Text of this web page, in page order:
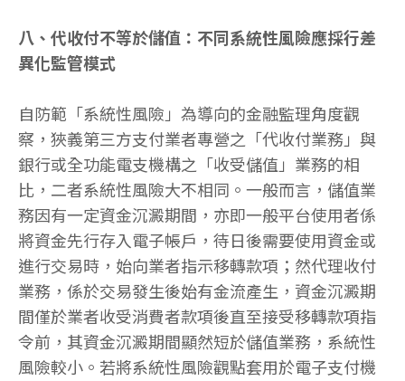
八、代收付不等於儲值：不同系統性風險應採行差
異化監管模式
自防範「系統性風險」為導向的金融監理角度觀
察，狹義第三方支付業者專營之「代收付業務」與
銀行或全功能電支機構之「收受儲值」業務的相
比，二者系統性風險大不相同。一般而言，儲值業
務因有一定資金沉澱期間，亦即一般平台使用者係
將資金先行存入電子帳戶，待日後需要使用資金或
進行交易時，始向業者指示移轉款項；然代理收付
業務，係於交易發生後始有金流產生，資金沉澱期
間僅於業者收受消費者款項後直至接受移轉款項指
令前，其資金沉澱期間顯然短於儲值業務，系統性
風險較小。若將系統性風險觀點套用於電子支付機